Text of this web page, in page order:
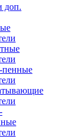
доп.
пенные